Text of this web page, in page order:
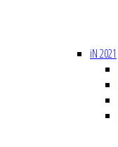
iN 2021